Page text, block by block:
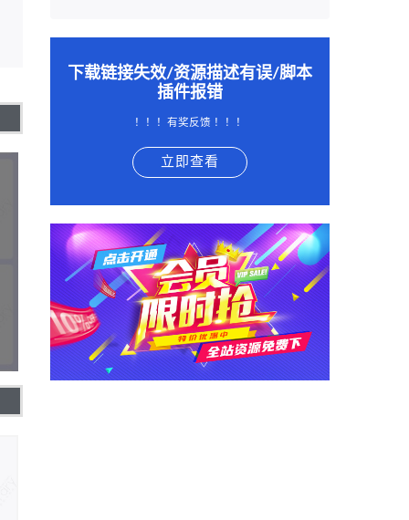
下载链接失效/资源描述有误/脚本
插件报错
！！！有奖反馈 ！！！
立即查看